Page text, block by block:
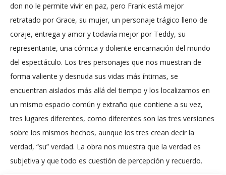
don no le permite vivir en paz, pero Frank está mejor
retratado por Grace, su mujer, un personaje trágico lleno de
coraje, entrega y amor y todavía mejor por Teddy, su
representante, una cómica y doliente encarnación del mundo
del espectáculo. Los tres personajes que nos muestran de
forma valiente y desnuda sus vidas más íntimas, se
encuentran aislados más allá del tiempo y los localizamos en
un mismo espacio común y extraño que contiene a su vez,
tres lugares diferentes, como diferentes son las tres versiones
sobre los mismos hechos, aunque los tres crean decir la
verdad, “su” verdad. La obra nos muestra que la verdad es
subjetiva y que todo es cuestión de percepción y recuerdo.